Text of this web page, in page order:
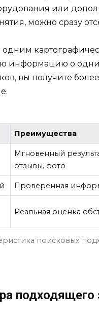
или
можно сразу
одним
информацию о
вы получите
поисковых
Преимущества
Мгновенный
отзывы, фото
Проверенная
Реальная оценка
подходящего